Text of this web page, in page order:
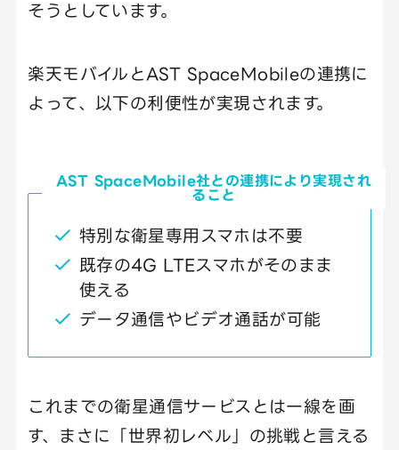
そうとしています。
楽天モバイルとAST SpaceMobileの連携に
よって、以下の利便性が実現されます。
AST SpaceMobile社との連携により実現され
ること
特別な衛星専用スマホは不要
既存の4G LTEスマホがそのまま
使える
データ通信やビデオ通話が可能
これまでの衛星通信サービスとは一線を画
す、まさに「世界初レベル」の挑戦と言える